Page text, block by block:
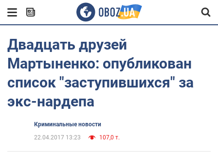
Двадцать друзей
Мартыненко: опубликован
список "заступившихся" за
экс-нардепа
Криминальные новости
22.04.2017 13:23
107,0 т.